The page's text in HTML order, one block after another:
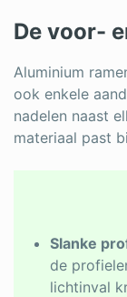
De voor-
Aluminium
ook enkele
nadelen naast
materiaal past
Slanke
de
lichtinval